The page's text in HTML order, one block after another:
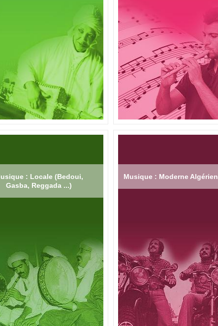
: Locale (Bedoui,
Gasba, Reggada ...)
Musique : Moderne Algérien